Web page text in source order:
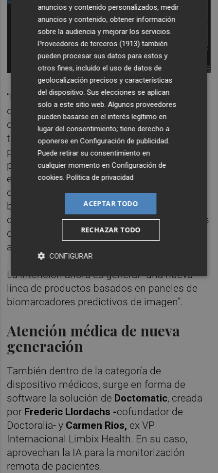
“Nuestro objetivo principal es la aplicación
de técnicas de IA a imágenes médicas para
desbloquear nuevos datos que pueden
transformarse en predicciones procesables
para las ciencias de la vida y los
proveedores. El modelo de negocio se basa
en una plataforma comercializada a través
de SaaS para hospitales y asociaciones
basadas en el valor en ciencias de la vida
que ayudan a identificar nuevas necesidades
del mercado y crear nuevos algoritmos”,
afirman.
La intención ahora es generar “una nueva
línea de productos basados en paneles de
biomarcadores predictivos de imagen”.
Atención médica de nueva
generación
También dentro de la categoría de
dispositivo médicos, surge en forma de
software la solución de Doctomatic, creada
por Frederic Llordachs -cofundador de
Doctoralia- y Carmen Rios, ex VP
Internacional Limbix Health. En su caso,
aprovechan la IA para la monitorización
remota de pacientes.
anuncios y contenido personalizados, medir
anuncios y contenido, obtener información
sobre la audiencia y mejorar los servicios.
Proveedores de terceros (1913) también
pueden procesar sus datos para estos y
otros fines, incluido el uso de datos de
geolocalización precisos y características
del dispositivo. Sus elecciones se aplican
solo a este sitio web. Algunos proveedores
pueden basarse en el interés legítimo en
lugar del consentimiento; tiene derecho a
oponerse enConfiguración de publicidad
Puede retirar su consentimiento en
cualquier momento enConfiguración de
cookies .Política de privacidad
ACEPTAR TODO
RECHAZAR TODO
CONFIGURAR